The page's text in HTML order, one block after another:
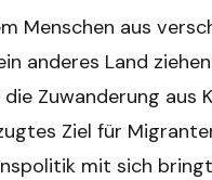
Menschen aus
anderes Land
Zuwanderung aus
Ziel für
mit sich